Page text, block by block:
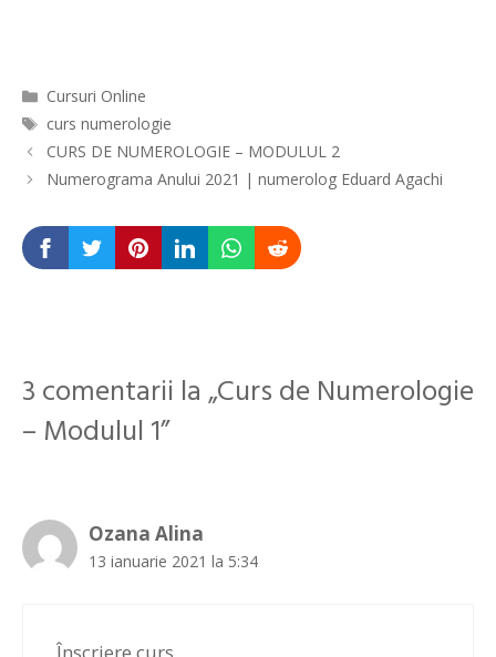
Categorii
Cursuri Online
Etichete
curs numerologie
Navigare
în
CURS DE NUMEROLOGIE – MODULUL 2
Numerograma Anului 2021 | numerolog Eduard Agachi
3 comentarii la „Curs de Numerologie
– Modulul 1”
Ozana Alina
13 ianuarie 2021 la 5:34
Înscriere curs